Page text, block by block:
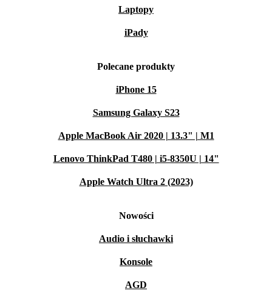
Laptopy
iPady
Polecane produkty
iPhone 15
Samsung Galaxy S23
Apple MacBook Air 2020 | 13.3" | M1
Lenovo ThinkPad T480 | i5-8350U | 14"
Apple Watch Ultra 2 (2023)
Nowości
Audio i słuchawki
Konsole
AGD